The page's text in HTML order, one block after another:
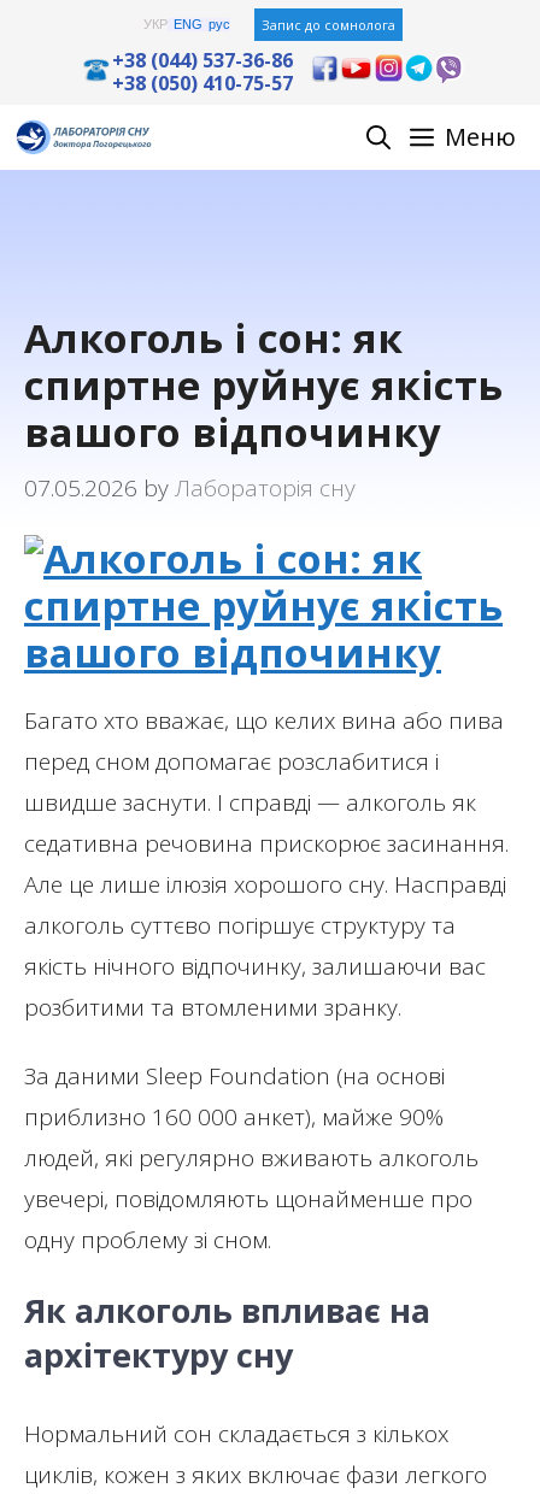
УКР ENG рус Запис до сомнолога
+38 (044) 537-36-86
+38 (050) 410-75-57
Меню
Алкоголь і сон: як
спиртне руйнує якість
вашого відпочинку
07.05.2026 byЛабораторія сну
Багато хто вважає, що келих вина або пива
перед сном допомагає розслабитися і
швидше заснути. І справді — алкоголь як
седативна речовина прискорює засинання.
Але це лише ілюзія хорошого сну. Насправді
алкоголь суттєво погіршує структуру та
якість нічного відпочинку, залишаючи вас
розбитими та втомленими зранку.
За даними Sleep Foundation (на основі
приблизно 160 000 анкет), майже 90%
людей, які регулярно вживають алкоголь
увечері, повідомляють щонайменше про
одну проблему зі сном.
Як алкоголь впливає на
архітектуру сну
Нормальний сон складається з кількох
циклів, кожен з яких включає фази легкого